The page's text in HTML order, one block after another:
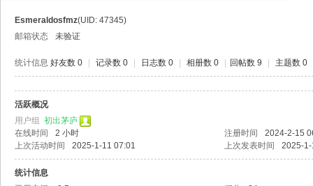
Esmeraldosfmz(UID: 47345)
邮箱状态
未验证
统计信息 好友数 0 记录数 0 日志数 0 相册数 0 回帖数 9 主题数 0
活跃概况
用户组 初出茅庐
在线时间
2 小时 注册时间
2024-2-15
上次活动时间
2025-1-11 07:01 上次发表时间 2025-
统计信息